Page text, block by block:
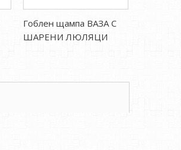
Гоблен щампа ВАЗА С
ШАРЕНИ ЛЮЛЯЦИ